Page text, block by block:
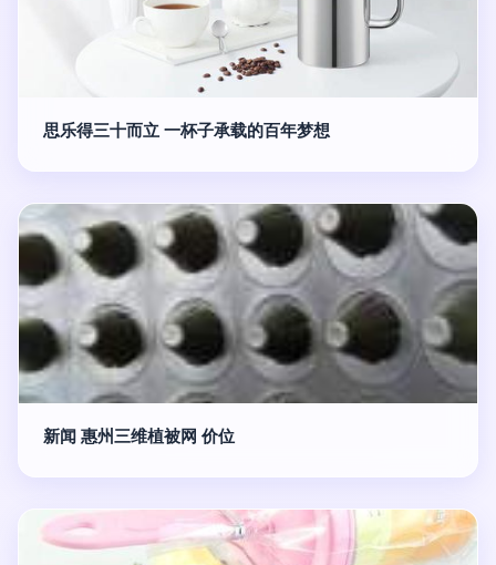
思乐得三十而立 一杯子承载的百年梦想
新闻 惠州三维植被网 价位